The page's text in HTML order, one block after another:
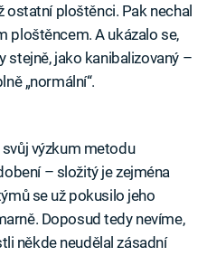
ostatní ploštěnci. Pak nechal
ploštěncem. A ukázalo se,
stejně, jako kanibalizovaný –
„normální“.
výzkum metodu
– složitý je zejména
se už pokusilo jeho
Doposud tedy nevíme,
někde neudělal zásadní